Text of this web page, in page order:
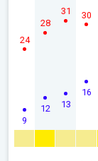
9
24
12
28
13
31
16
30